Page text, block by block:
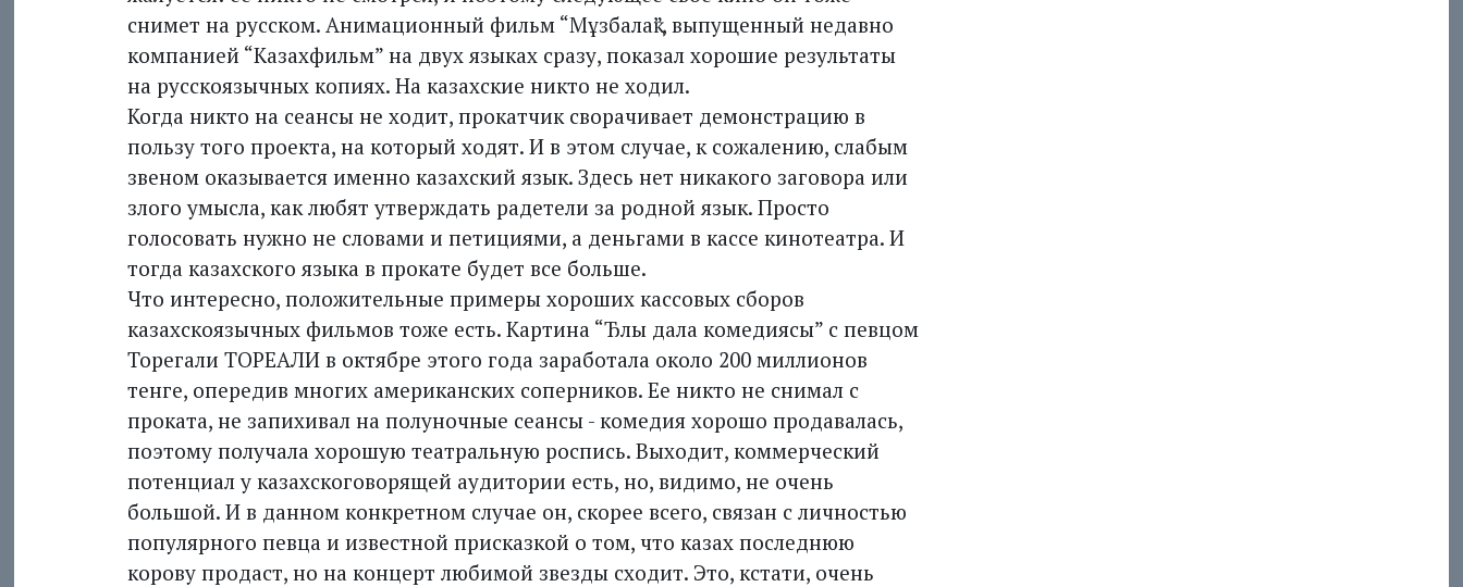
снимет на русском. Анимационный фильм “Мұзбалақ”, выпущенный недавно
компанией “Казахфильм” на двух языках сразу, показал хорошие результаты
на русскоязычных копиях. На казахские никто не ходил.
Когда никто на сеансы не ходит, прокатчик сворачивает демонстрацию в
пользу того проекта, на который ходят. И в этом случае, к сожалению, слабым
звеном оказывается именно казахский язык. Здесь нет никакого заговора или
злого умысла, как любят утверждать радетели за родной язык. Просто
голосовать нужно не словами и петициями, а деньгами в кассе кинотеатра. И
тогда казахского языка в прокате будет все больше.
Что интересно, положительные примеры хороших кассовых сборов
казахскоязычных фильмов тоже есть. Картина “Ђлы дала комедиясы” с певцом
Торегали ТОРЕАЛИ в октябре этого года заработала около 200 миллионов
тенге, опередив многих американских соперников. Ее никто не снимал с
проката, не запихивал на полуночные сеансы - комедия хорошо продавалась,
поэтому получала хорошую театральную роспись. Выходит, коммерческий
потенциал у казахскоговорящей аудитории есть, но, видимо, не очень
большой. И в данном конкретном случае он, скорее всего, связан с личностью
популярного певца и известной присказкой о том, что казах последнюю
корову продаст, но на концерт любимой звезды сходит. Это, кстати, очень